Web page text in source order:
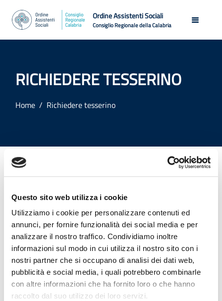
Questo sito web utilizza i cookie
Utilizziamo i cookie per personalizzare contenuti ed
annunci, per fornire funzionalità dei social media e per
analizzare il nostro traffico. Condividiamo inoltre
informazioni sul modo in cui utilizza il nostro sito con i
nostri partner che si occupano di analisi dei dati web,
pubblicità e social media, i quali potrebbero combinarle
con altre informazioni che ha fornito loro o che hanno
raccolto dal suo utilizzo dei loro servizi.
Ordine Assistenti Sociali
Consiglio Regionale della Calabria
RICHIEDERE TESSERINO
Home Richiedere tesserino
Si avvisano gli iscritti e le iscritte che dal 1
riservata tramite SPID, sarà possibile procedere
all’autogenerazione del tesserino professionale
dalla voce Menù, che trovasi in alto a sinistra della
homepage, avendo cura di aggiornare i propri dati
personali con la compilazione di tutti i campi oltre
all’anagrafica, ovvero: titoli di studio, dati
lavorativi, datore di lavoro, indirizzo di lavoro.